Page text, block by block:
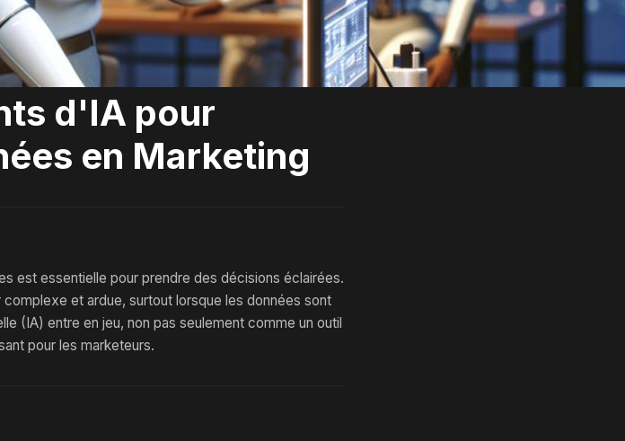
d'IA pour
en Marketing
est essentielle pour prendre des décisions éclairées.
et ardue, surtout lorsque les données sont
(IA) entre en jeu, non pas seulement comme un outil
pour les marketeurs.